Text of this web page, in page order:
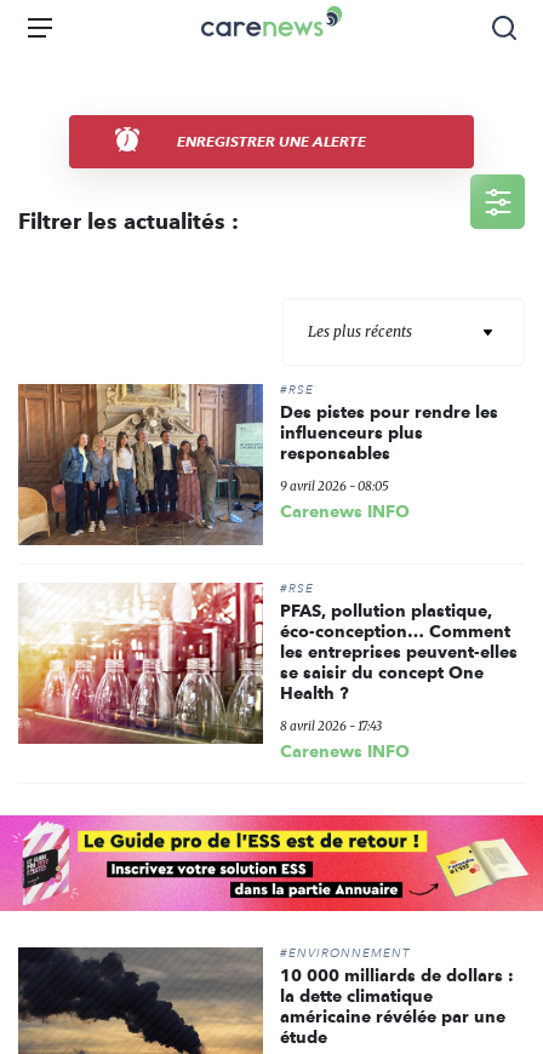
Aller
Carenews,
acteurs
de
Menu
ENREGISTRER UNE ALERTE
Filtrer les actualités :
Les plus récents
#RSE
Des pistes pour rendre les
influenceurs plus
responsables
9 avril 2026 - 08:05
Carenews INFO
#RSE
PFAS, pollution plastique,
éco-conception… Comment
les entreprises peuvent-elles
se saisir du concept One
Health ?
8 avril 2026 - 17:43
Carenews INFO
#ENVIRONNEMENT
10 000 milliards de dollars :
la dette climatique
américaine révélée par une
étude